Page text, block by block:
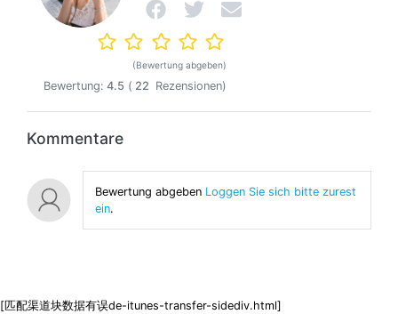
(Bewertung abgeben)
Bewertung: 4.5 ( 22 Rezensionen)
Kommentare
Bewertung abgebenLoggen Sie sich bitte zurest
ein.
[匹配渠道块数据有误de-itunes-transfer-sidediv.html]